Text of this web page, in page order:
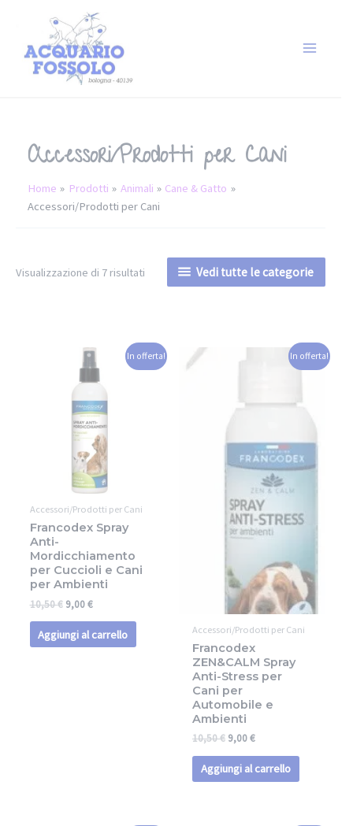
Accessori/Prodotti per Cani
Home Prodotti Animali
Cane & Gatto
Accessori/Prodotti per Cani
Visualizzazione di 7 risultati Vedi tutte le categorie
In offerta!
Accessori/Prodotti per Cani
Francodex Spray
Anti-
Mordicchiamento
per Cuccioli e Cani
per Ambienti
10,50€ 9,00€
Aggiungi al carrello
In offerta!
Accessori/Prodotti per Cani
Francodex
ZEN&CALM Spray
Anti-Stress per
Cani per
Automobile e
Ambienti
10,50€ 9,00€
Aggiungi al carrello